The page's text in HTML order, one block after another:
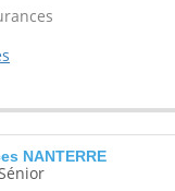
NANTERRE